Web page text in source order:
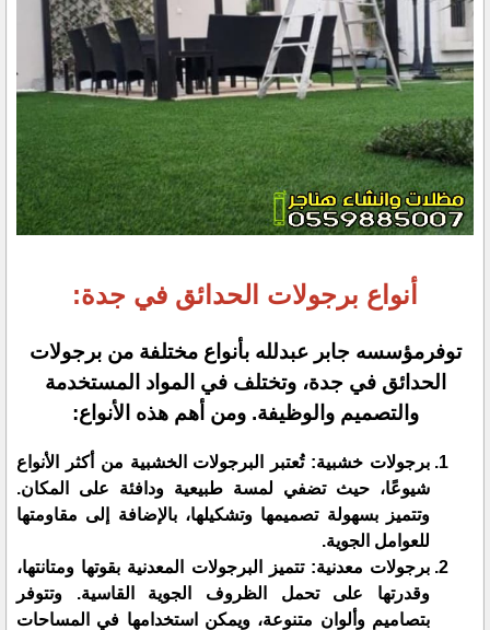
أنواع برجولات الحدائق في جدة:
توفرمؤسسه جابر عبدلله بأنواع مختلفة من برجولات
الحدائق في جدة، وتختلف في المواد المستخدمة
والتصميم والوظيفة. ومن أهم هذه الأنواع:
برجولات خشبية: تُعتبر البرجولات الخشبية من أكثر الأنواع
شيوعًا، حيث تضفي لمسة طبيعية ودافئة على المكان.
وتتميز بسهولة تصميمها وتشكيلها، بالإضافة إلى مقاومتها
للعوامل الجوية.
برجولات معدنية: تتميز البرجولات المعدنية بقوتها ومتانتها،
وقدرتها على تحمل الظروف الجوية القاسية. وتتوفر
بتصاميم وألوان متنوعة، ويمكن استخدامها في المساحات